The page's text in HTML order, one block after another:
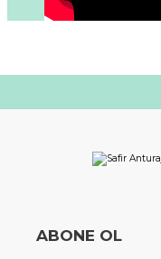
ABONE OL